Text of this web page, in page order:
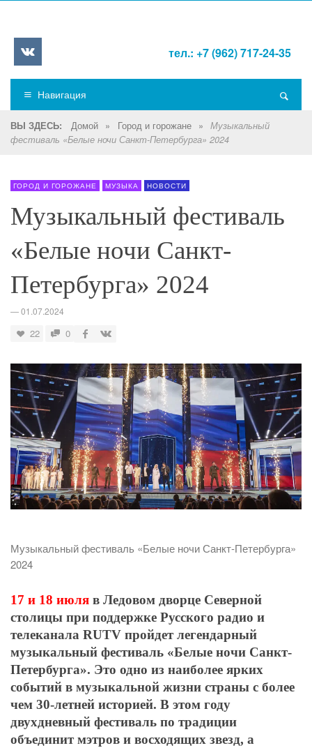
тел.: +7 (962) 717-24-35
Навигация
ВЫ ЗДЕСЬ: Домой » Город и горожане »
Музыкальный
фестиваль «Белые ночи Санкт-Петербурга» 2024
ГОРОД И ГОРОЖАНЕ МУЗЫКА НОВОСТИ
Музыкальный фестиваль
«Белые ночи Санкт-
Петербурга» 2024
—01.07.2024
22 0
Музыкальный фестиваль «Белые ночи Санкт-Петербурга»
2024
17 и 18 июля в Ледовом дворце Северной
столицы при поддержке Русского радио и
телеканала RUTV пройдет легендарный
музыкальный фестиваль «Белые ночи Санкт-
Петербурга». Это одно из наиболее ярких
событий в музыкальной жизни страны с более
чем 30-летней историей. В этом году
двухдневный фестиваль по традиции
объединит мэтров и восходящих звезд, а